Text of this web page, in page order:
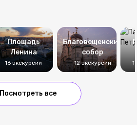
Площадь
Ленина
16 экскурсий
Благовещенский
собор
12 экскурсий
Посмотреть все